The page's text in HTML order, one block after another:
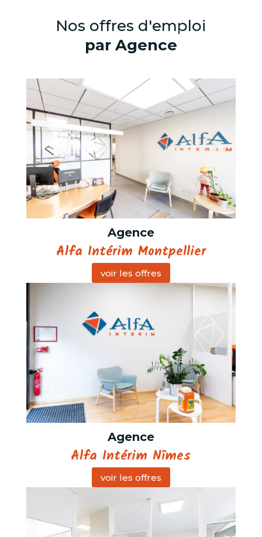
Nos offres d'emploi
par Agence
Agence
Alfa Intérim Montpellier
voir les offres
Agence
Alfa Intérim Nîmes
voir les offres